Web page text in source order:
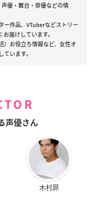
優・舞台・俳優などの情
ー作品、VTuberなどストリー
届けしています。
）お役立ち情報など、女性オ
います。
声優さん
木村昴